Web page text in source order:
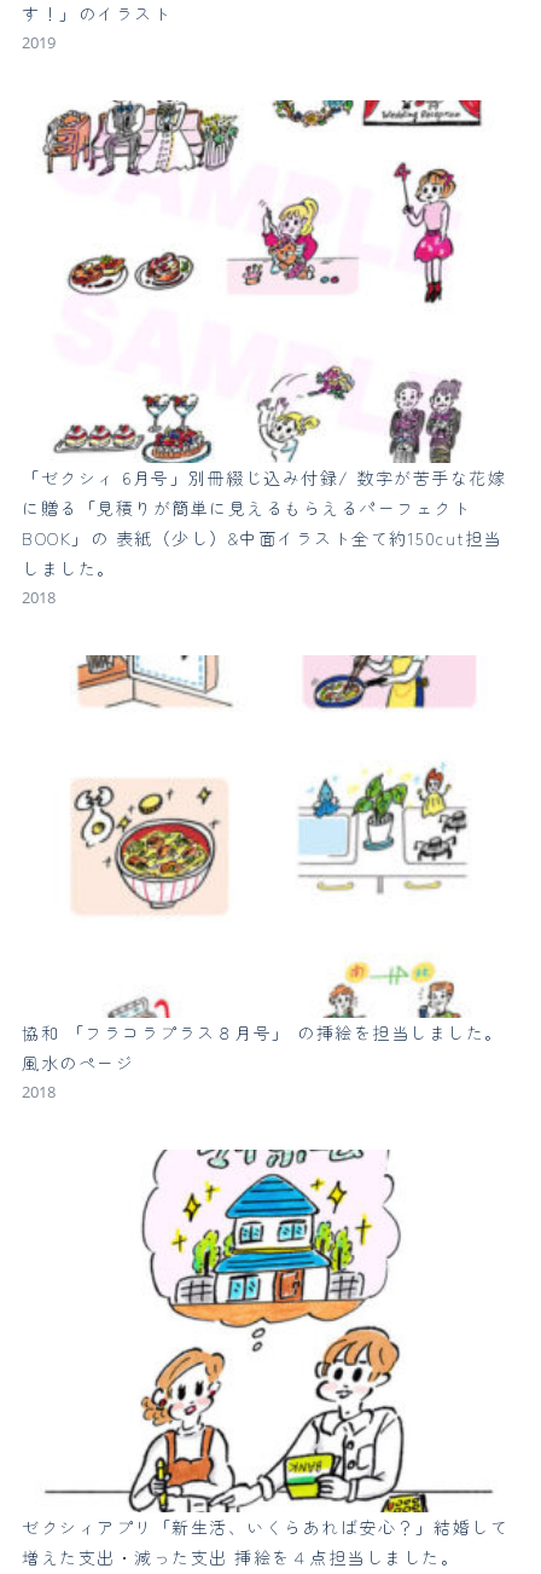
す！」のイラスト
2019
「ゼクシィ 6月号」別冊綴じ込み付録/ 数字が苦手な花嫁
に贈る「見積りが簡単に見えるもらえるパーフェクト
BOOK」の 表紙（少し）&中面イラスト全て約150cut担当
しました。
2018
協和 「フラコラプラス８月号」 の挿絵を担当しました。
風水のページ
2018
ゼクシィアプリ「新生活、いくらあれば安心？」結婚して
増えた支出・減った支出 挿絵を４点担当しました。